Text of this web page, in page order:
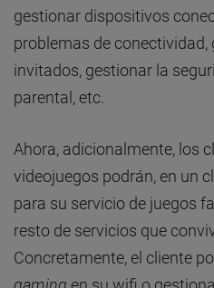
gestionar dispositivos
problemas de conectividad,
invitados, gestionar la
parental, etc.
Ahora, adicionalmente, los
videojuegos podrán, en un
para su servicio de juegos
resto de servicios que
Concretamente, el cliente